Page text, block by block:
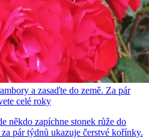
a zasaďte do země. Za pár
celé roky
někdo zapíchne stonek růže do
pár týdnů ukazuje čerstvé kořínky.